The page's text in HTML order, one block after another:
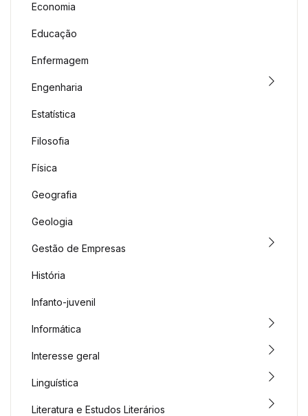
Economia
Educação
Enfermagem
Engenharia
Estatística
Filosofia
Física
Geografia
Geologia
Gestão de Empresas
História
Infanto-juvenil
Informática
Interesse geral
Linguística
Literatura e Estudos Literários